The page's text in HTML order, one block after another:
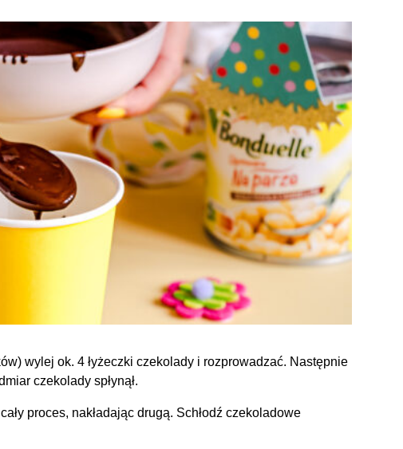
wylej ok. 4 łyżeczki czekolady i rozprowadzać. Następnie
czekolady spłynął.
proces, nakładając drugą. Schłodź czekoladowe